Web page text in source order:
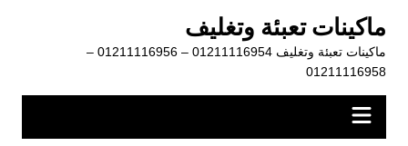
المحتوى
ماكينات تعبئة وتغليف
ماكينات تعبئة وتغليف 01211116954 – 01211116956 –
01211116958